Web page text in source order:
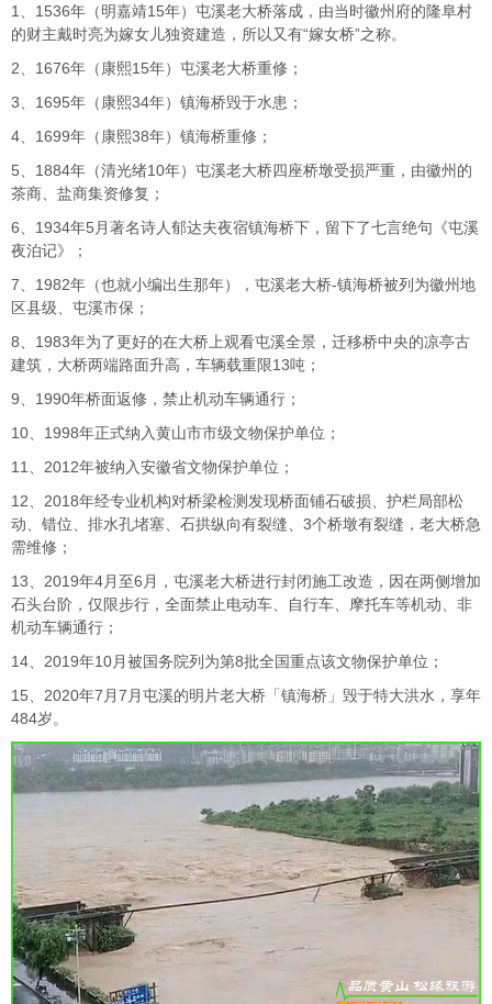
1、1536年（明嘉靖15年）屯溪老大桥落成，由当时徽州府的隆阜村
的财主戴时亮为嫁女儿独资建造，所以又有“嫁女桥”之称。
2、1676年（康熙15年）屯溪老大桥重修；
3、1695年（康熙34年）镇海桥毁于水患；
4、1699年（康熙38年）镇海桥重修；
5、1884年（清光绪10年）屯溪老大桥四座桥墩受损严重，由徽州的
茶商、盐商集资修复；
6、1934年5月著名诗人郁达夫夜宿镇海桥下，留下了七言绝句《屯溪
夜泊记》；
7、1982年（也就小编出生那年），屯溪老大桥-镇海桥被列为徽州地
区县级、屯溪市保；
8、1983年为了更好的在大桥上观看屯溪全景，迁移桥中央的凉亭古
建筑，大桥两端路面升高，车辆载重限13吨；
9、1990年桥面返修，禁止机动车辆通行；
10、1998年正式纳入黄山市市级文物保护单位；
11、2012年被纳入安徽省文物保护单位；
12、2018年经专业机构对桥梁检测发现桥面铺石破损、护栏局部松
动、错位、排水孔堵塞、石拱纵向有裂缝、3个桥墩有裂缝，老大桥急
需维修；
13、2019年4月至6月，屯溪老大桥进行封闭施工改造，因在两侧增加
石头台阶，仅限步行，全面禁止电动车、自行车、摩托车等机动、非
机动车辆通行；
14、2019年10月被国务院列为第8批全国重点该文物保护单位；
15、2020年7月7月屯溪的明片老大桥「镇海桥」毁于特大洪水，享年
484岁。